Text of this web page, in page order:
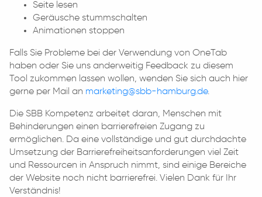
Seite lesen
Geräusche stummschalten
Animationen stoppen
Falls Sie Probleme bei der Verwendung von OneTab
haben oder Sie uns anderweitig Feedback zu diesem
Tool zukommen lassen wollen, wenden Sie sich auch hier
gerne per Mail an marketing@sbb-hamburg.de.
Die SBB Kompetenz arbeitet daran, Menschen mit
Behinderungen einen barrierefreien Zugang zu
ermöglichen. Da eine vollständige und gut durchdachte
Umsetzung der Barrierefreiheitsanforderungen viel Zeit
und Ressourcen in Anspruch nimmt, sind einige Bereiche
der Website noch nicht barrierefrei. Vielen Dank für Ihr
Verständnis!